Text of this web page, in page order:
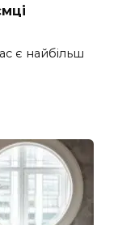
є найбільш